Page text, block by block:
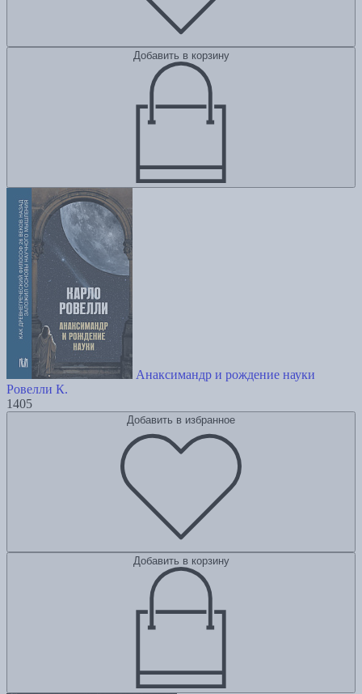
Добавить в корзину
Анаксимандр и рождение науки
Ровелли К.
1405
Добавить в избранное
Добавить в корзину